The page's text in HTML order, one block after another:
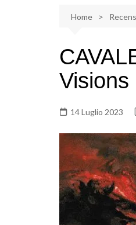
Eventi
Libri
Home
Visions
14 Luglio 2023